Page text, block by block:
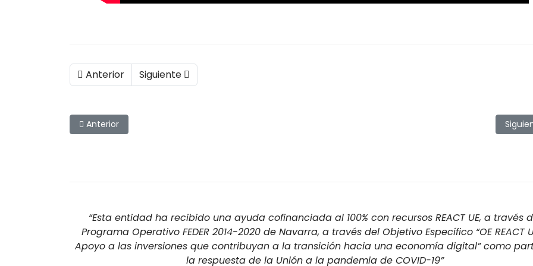
Anterior Siguiente
Artículo anterior: Europeo Mosca 2009 en Irlanda
Anterior
“Esta entidad ha recibido una ayuda cofinanciada al 100% con recursos REACT UE, a través
Programa Operativo FEDER 2014-2020 de Navarra, a través del Objetivo Específico “OE REACT
Apoyo a las inversiones que contribuyan a la transición hacia una economía digital” como
la respuesta de la Unión a la pandemia de COVID-19”